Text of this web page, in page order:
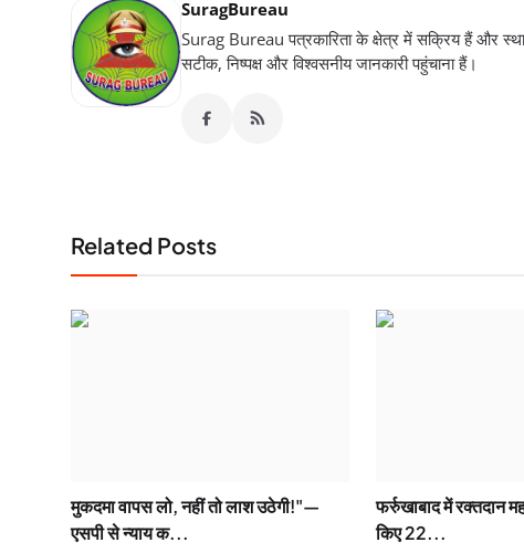
SuragBureau
Surag Bureau पत्रकारिता के क्षेत्र में सक्रिय हैं और
सटीक, निष्पक्ष और विश्वसनीय जानकारी पहुंचाना हैं।
Related Posts
मुकदमा वापस लो, नहीं तो लाश उठेगी!"—
एसपी से न्याय क...
फर्रुखाबाद में रक्तदान
किए 22...